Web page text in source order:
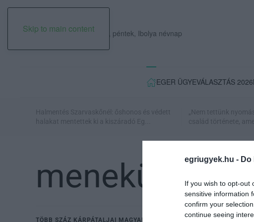
egriugyek.hu -
If you wish to opt-out
sensitive information
confirm your
continue seeing
Skip to main content
2026. augusztus 07., péntek, Ibolya névnap
EGER ÜGYEVÁLASZTÁS 2026
Halmentés Szarvaskőnél: őshonos és védett
halakat mentettek ki a kiszáradó Eg...
„Nem tettünk
család története,
menekültek
TÖBB SZÁZ KÁRPÁTALJAI MAGYAR ROMÁVAL JÁTSZANAK